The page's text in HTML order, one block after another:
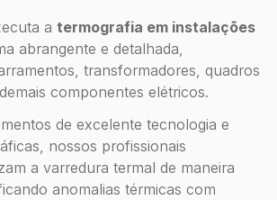
a termografia em instalações
abrangente e detalhada,
transformadores, quadros
componentes elétricos.
de excelente tecnologia e
nossos profissionais
a varredura termal de maneira
anomalias térmicas com